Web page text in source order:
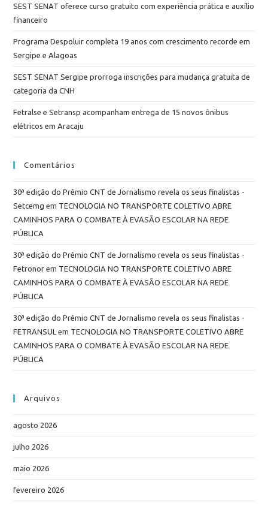
SEST SENAT oferece curso gratuito com experiência prática e auxílio
financeiro
Programa Despoluir completa 19 anos com crescimento recorde em
Sergipe e Alagoas
SEST SENAT Sergipe prorroga inscrições para mudança gratuita de
categoria da CNH
Fetralse e Setransp acompanham entrega de 15 novos ônibus
elétricos em Aracaju
Comentários
30ª edição do Prêmio CNT de Jornalismo revela os seus finalistas -
Setcemg em TECNOLOGIA NO TRANSPORTE COLETIVO ABRE
CAMINHOS PARA O COMBATE À EVASÃO ESCOLAR NA REDE
PÚBLICA
30ª edição do Prêmio CNT de Jornalismo revela os seus finalistas -
Fetronor em TECNOLOGIA NO TRANSPORTE COLETIVO ABRE
CAMINHOS PARA O COMBATE À EVASÃO ESCOLAR NA REDE
PÚBLICA
30ª edição do Prêmio CNT de Jornalismo revela os seus finalistas -
FETRANSUL em TECNOLOGIA NO TRANSPORTE COLETIVO ABRE
CAMINHOS PARA O COMBATE À EVASÃO ESCOLAR NA REDE
PÚBLICA
Arquivos
agosto 2026
julho 2026
maio 2026
fevereiro 2026